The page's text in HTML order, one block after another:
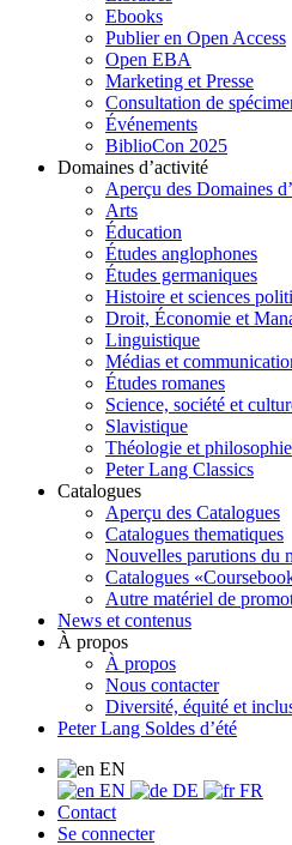
Ebooks
Publier en Open Access
Open EBA
Marketing et Presse
Consultation de
Événements
BiblioCon 2025
Domaines d’activité
Aperçu des Domaines
Arts
Éducation
Études anglophones
Études germaniques
Histoire et sciences
Droit, Économie et
Linguistique
Médias et
Études romanes
Science, société et
Slavistique
Théologie et philosophie
Peter Lang Classics
Catalogues
Aperçu des Catalogues
Catalogues thematiques
Nouvelles parutions du
Catalogues
Autre matériel de
News et contenus
À propos
À propos
Nous contacter
Diversité, équité et
Peter Lang Soldes d’été
EN
EN
DE
FR
Contact
Se connecter